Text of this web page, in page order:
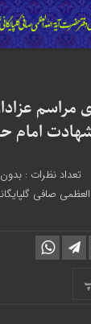
امام
تعداد نظرات :
صافی